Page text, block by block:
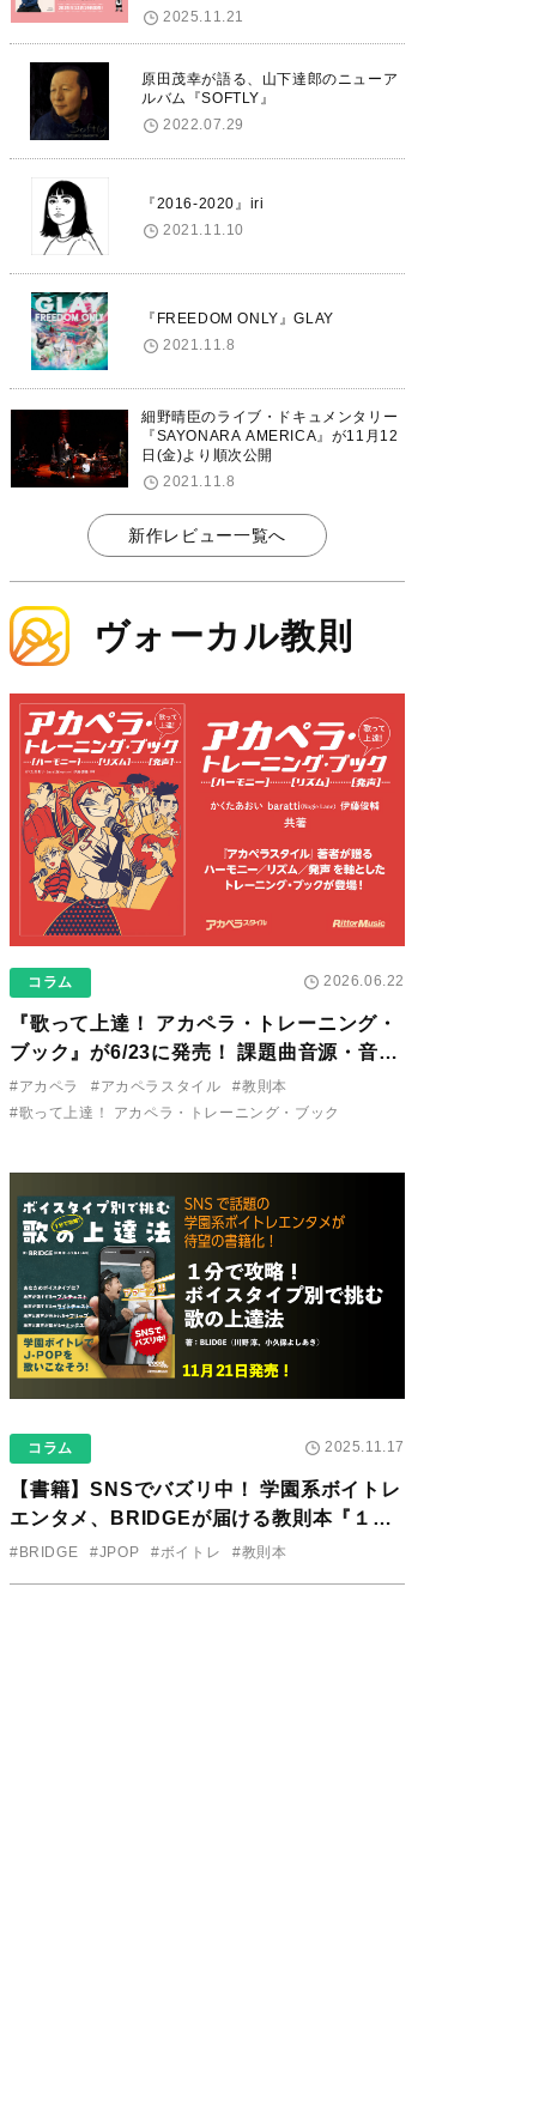
トで綴る自分史も掲載。さらに自身の
誕生日12/18に渋谷で出版記念イベン
トを開催！
2025.11.21
原田茂幸が語る、山下達郎のニューア
ルバム『SOFTLY』
2022.07.29
『2016-2020』iri
2021.11.10
『FREEDOM ONLY』GLAY
2021.11.8
細野晴臣のライブ・ドキュメンタリー
『SAYONARA AMERICA』が11月12
日(金)より順次公開
2021.11.8
新作レビュー一覧へ
ヴォーカル教則
コラム 2026.06.22
『歌って上達！ アカペラ・トレーニング・
ブック』が6/23に発売！ 課題曲音源・音取
り用アプリを公開。
#アカペラ #アカペラスタイル
#教則本
#歌って上達！ アカペラ・トレーニング・ブック
コラム 2025.11.17
【書籍】SNSでバズリ中！ 学園系ボイトレ
エンタメ、BRIDGEが届ける教則本『１分
で攻略！ ボイスタイプ別で挑む歌の上達
#BRIDGE #JPOP #ボイトレ #教則本